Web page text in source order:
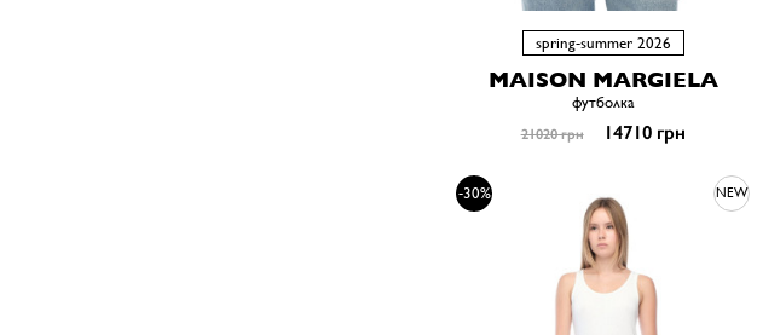
spring-summer 2026
MAISON MARGIELA
футболка
21020 грн 14710 грн
-30% NEW